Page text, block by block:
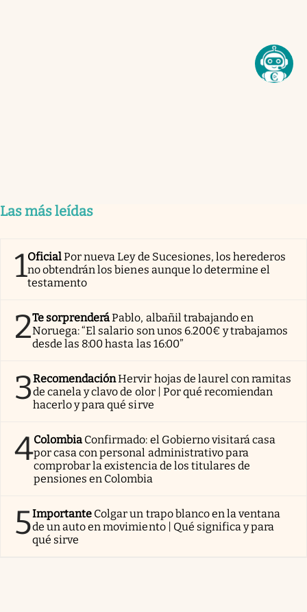
Las más leídas
1OficialPor nueva Ley de Sucesiones, los herederos
no obtendrán los bienes aunque lo determine el
testamento
2Te sorprenderáPablo, albañil trabajando en
Noruega: “El salario son unos 6.200€ y trabajamos
desde las 8:00 hasta las 16:00”
3RecomendaciónHervir hojas de laurel con ramitas
de canela y clavo de olor | Por qué recomiendan
hacerlo y para qué sirve
4Colombia Confirmado: el Gobierno visitará casa
por casa con personal administrativo para
comprobar la existencia de los titulares de
pensiones en Colombia
5Importante Colgar un trapo blanco en la ventana
de un auto en movimiento | Qué significa y para
qué sirve